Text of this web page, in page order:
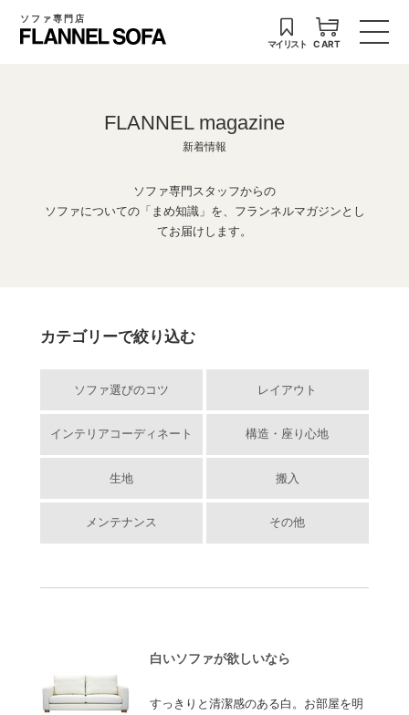
ソファ専門店
マイリスト CART
FLANNEL magazine
新着情報
ソファ専門スタッフからの
ソファについての「まめ知識」を、フランネルマガジンとし
てお届けします。
カテゴリーで絞り込む
ソファ選びのコツ レイアウト
インテリアコーディネート 構造・座り心地
生地 搬入
メンテナンス その他
白いソファが欲しいなら
すっきりと清潔感のある白。お部屋を明